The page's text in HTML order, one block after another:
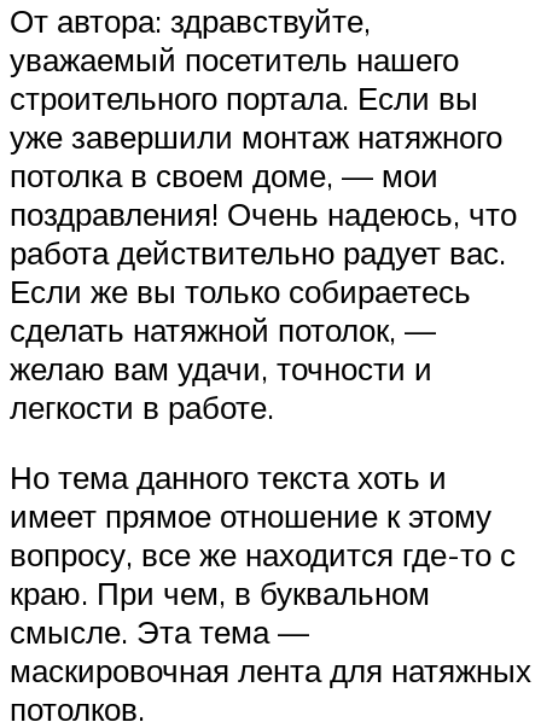
От автора: здравствуйте,
уважаемый посетитель нашего
строительного портала. Если вы
уже завершили монтаж натяжного
потолка в своем доме, — мои
поздравления! Очень надеюсь, что
работа действительно радует вас.
Если же вы только собираетесь
сделать натяжной потолок, —
желаю вам удачи, точности и
легкости в работе.
Но тема данного текста хоть и
имеет прямое отношение к этому
вопросу, все же находится где-то с
краю. При чем, в буквальном
смысле. Эта тема —
маскировочная лента для натяжных
потолков.